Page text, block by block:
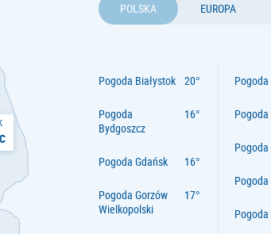
POLSKA EUROPA
Pogoda Białystok
Pogoda
Bydgoszcz
Pogoda Gdańsk
Pogoda Gorzów
Wielkopolski